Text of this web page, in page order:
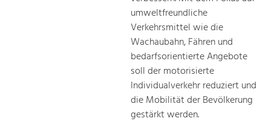
umweltfreundliche
Verkehrsmittel wie die
Wachaubahn, Fähren und
bedarfsorientierte Angebote
soll der motorisierte
Individualverkehr reduziert und
die Mobilität der Bevölkerung
gestärkt werden.